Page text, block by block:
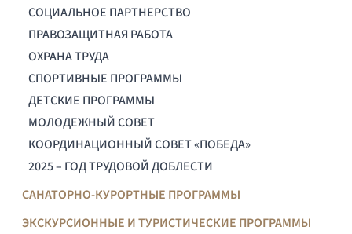
СОЦИАЛЬНОЕ ПАРТНЕРСТВО
ПРАВОЗАЩИТНАЯ РАБОТА
ОХРАНА ТРУДА
СПОРТИВНЫЕ ПРОГРАММЫ
ДЕТСКИЕ ПРОГРАММЫ
МОЛОДЕЖНЫЙ СОВЕТ
КООРДИНАЦИОННЫЙ СОВЕТ «ПОБЕДА»
2025 – ГОД ТРУДОВОЙ ДОБЛЕСТИ
САНАТОРНО-КУРОРТНЫЕ ПРОГРАММЫ
ЭКСКУРСИОННЫЕ И ТУРИСТИЧЕСКИЕ ПРОГРАММЫ